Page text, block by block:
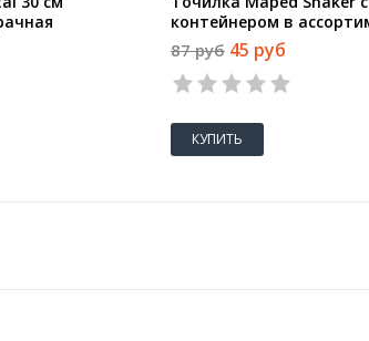
контейнером в
87 руб 45 руб
КУПИТЬ